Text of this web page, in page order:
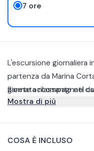
7 ore
L'escursione giornaliera
partenza da Marina
giornata rilassante nel
Sarete accompagnati
racconterà storie e
permetterà di
Il tour proseguirà poi
Mostra di più
COSA È INCLUSO